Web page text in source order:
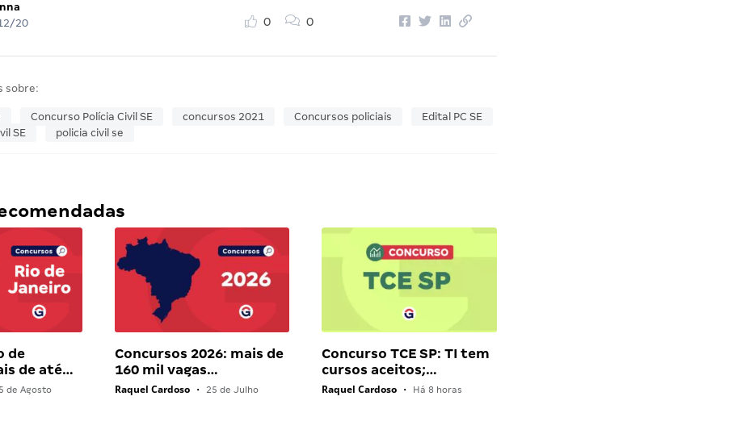
20
0 0
sobre:
Concurso Polícia Civil SE concursos 2021 Concursos policiais
Edital PC SE
SE
policia civil se
de
de até…
de Agosto
Concursos 2026: mais de
160 mil vagas…
Raquel Cardoso • 25 de Julho
Concurso TCE SP: TI tem
cursos aceitos;…
Raquel Cardoso • Há 8 horas